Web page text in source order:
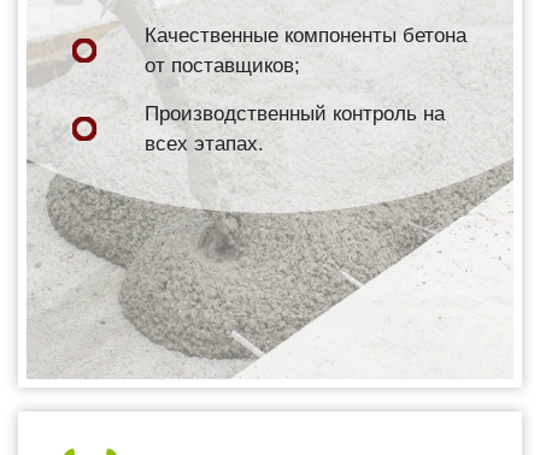
Качественные компоненты бетона
от поставщиков;
Производственный контроль на
всех этапах.